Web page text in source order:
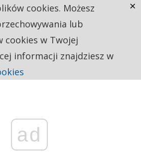
ad
cookies. Możesz
lub
cookies w Twojej
informacji znajdziesz w
×